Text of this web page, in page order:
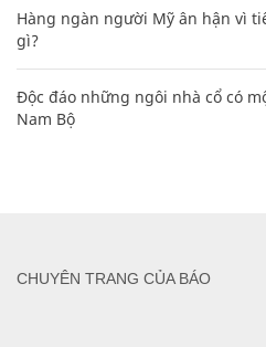
Hàng ngàn người Mỹ ân hận vì
gì?
Độc đáo những ngôi nhà cổ có
Nam Bộ
CHUYÊN TRANG CỦA BÁO